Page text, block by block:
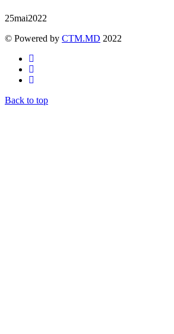
25mai2022
© Powered by CTM.MD 2022
Back to top